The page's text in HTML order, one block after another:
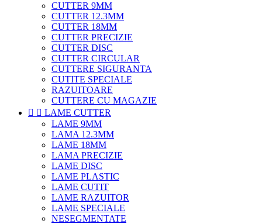
CUTTER 9MM
CUTTER 12.3MM
CUTTER 18MM
CUTTER PRECIZIE
CUTTER DISC
CUTTER CIRCULAR
CUTTERE SIGURANTA
CUTITE SPECIALE
RAZUITOARE
CUTTERE CU MAGAZIE
  LAME CUTTER
LAME 9MM
LAMA 12.3MM
LAME 18MM
LAMA PRECIZIE
LAME DISC
LAME PLASTIC
LAME CUTIT
LAME RAZUITOR
LAME SPECIALE
NESEGMENTATE